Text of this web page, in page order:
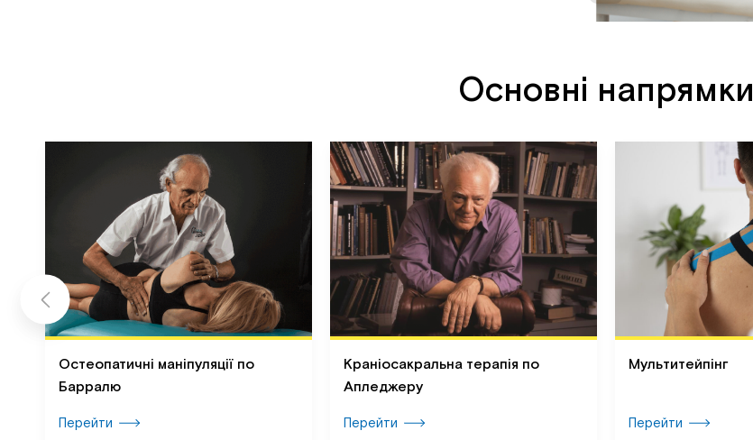
Основні напрямки
Остеопатичні маніпуляції по
Барралю
Перейти
Краніосакральна терапія по
Апледжеру
Перейти
Мультитейпінг
Перейти